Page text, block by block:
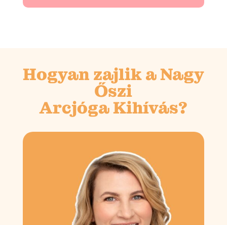
Hogyan zajlik a Nagy
Őszi
Arcjóga Kihívás?